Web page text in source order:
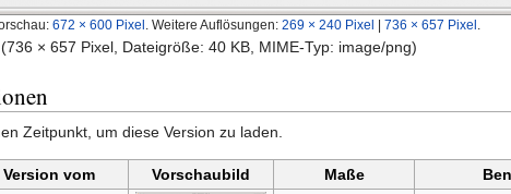
672 × 600 Pixel Weitere Auflösungen: 269 × 240 Pixel 736 × 657 Pixel
(736 × 657 Pixel, Dateigröße: 40 KB, MIME-Typ: image/png)
Zeitpunkt, um diese Version zu laden.
Version vom Vorschaubild Maße